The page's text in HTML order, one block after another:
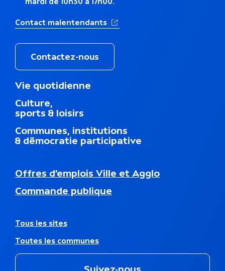
Contact malentendants (Ouverture dans un nouvel
Contactez-nous
M
n
u
d
u
p
d
d
e
g
e
Vie quotidienne
Culture,
sports & loisirs
Communes, institutions
& démocratie participative
N
v
a
i
o
Offres d’emplois Ville et Agglo
Commande publique
A
t
r
Tous les sites
Toutes les communes
Suivez-nous